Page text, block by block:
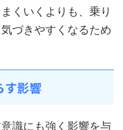
くいくよりも、乗り
づきやすくなるため
す影響
識にも強く影響を与